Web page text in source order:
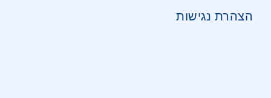
הצהרת נגישות